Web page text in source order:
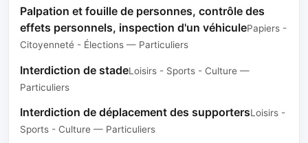
Palpation et fouille de personnes, contrôle des
effets personnels, inspection d'un véhiculePapiers -
Citoyenneté - Élections — Particuliers
Interdiction de stadeLoisirs - Sports - Culture —
Particuliers
Interdiction de déplacement des supportersLoisirs -
Sports - Culture — Particuliers